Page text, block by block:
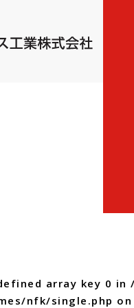
array key 0 in
nfk/single.php